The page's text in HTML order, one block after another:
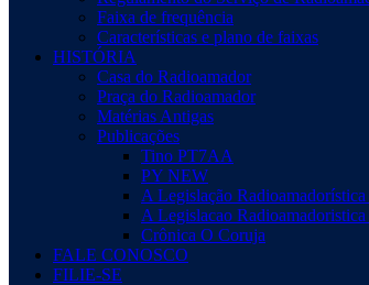
Faixa de frequência
Características e plano de faixas
HISTÓRIA
Casa do Radioamador
Praça do Radioamador
Matérias Antigas
Publicações
Tino PT7AA
PY NEW
A Legislação Radioamadorística
A Legislacao
Crônica O Coruja
FALE CONOSCO
FILIE-SE